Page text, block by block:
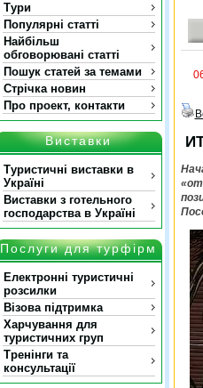
Тури
Популярні статті
Найбільш
обговорювані статті
Пошук статей за темами
Стрічка новин
Про проект, контакти
Виставки
Туристичні виставки в
Україні
Виставки з готельного
господарства в Україні
Послуги для турфірм
Електронні туристичні
розсилки
Візова підтримка
Харчування для
туристичних груп
Тренінги та
консультації